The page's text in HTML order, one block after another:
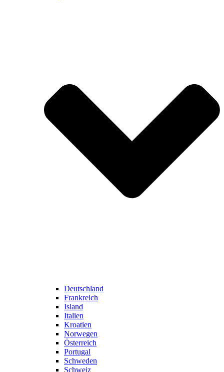
Deutschland
Frankreich
Island
Italien
Kroatien
Norwegen
Österreich
Portugal
Schweden
Schweiz